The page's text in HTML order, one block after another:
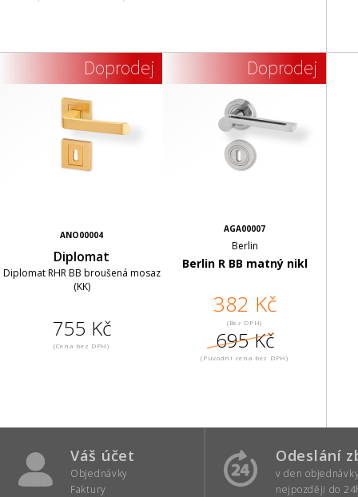
Doprodej
ANO00004
Diplomat
Diplomat RHR BB broušená mosaz
(KK)
755 Kč
(Cena bez DPH)
Doprodej
AGA00007
Berlin
Berlin R BB matný nikl
382 Kč
(Bez DPH)
695 Kč
(Puvodní cena bez DPH)
Váš účet
Objednávky
Faktury
Odeslání
v den
nejpozději do